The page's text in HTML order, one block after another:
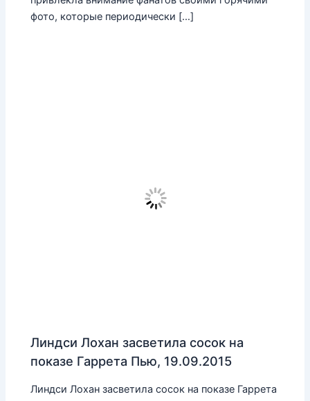
фото, которые периодически […]
Линдси Лохан засветила сосок на
показе Гаррета Пью, 19.09.2015
Линдси Лохан засветила сосок на показе Гаррета